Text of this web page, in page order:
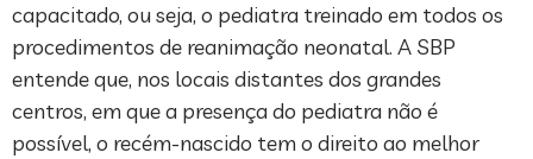
capacitado, ou seja, o pediatra treinado em todos os
procedimentos de reanimação neonatal. A SBP
entende que, nos locais distantes dos grandes
centros, em que a presença do pediatra não é
possível, o recém-nascido tem o direito ao melhor